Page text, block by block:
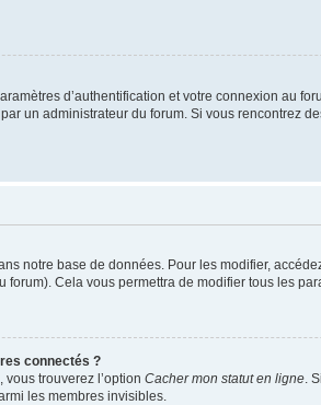
d’authentification et votre connexion au
un administrateur du forum. Si vous rencontrez
notre base de données. Pour les modifier,
Cela vous permettra de modifier tous les
connectés ?
trouverez l’option Cacher mon statut en ligne.
les membres invisibles.